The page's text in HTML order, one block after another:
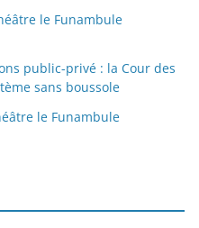
le Funambule
public-privé : la Cour des
sans boussole
le Funambule